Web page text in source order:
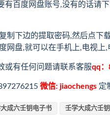
有百度网盘账号,没有的话请
制下边的提取密码,然后点下
网盘,就可以在手机上,电视上
或有任何问题请联系客服qq
微信: jiaochengs 定
成六壬钥电子书 壬学大成六壬